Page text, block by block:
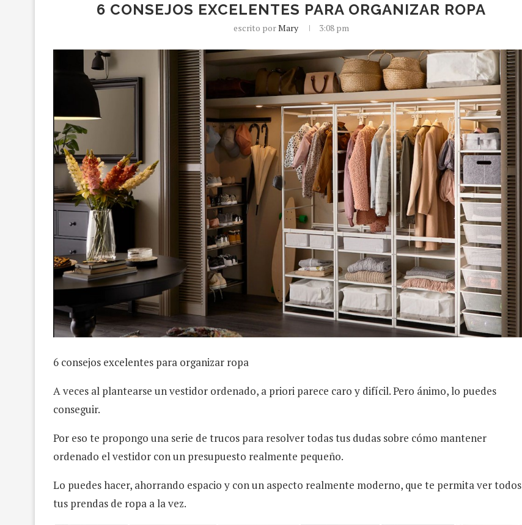
6 CONSEJOS EXCELENTES PARA ORGANIZAR ROPA
escrito porMary 3:08 pm
6 consejos excelentes para organizar ropa
A veces al plantearse un vestidor ordenado, a priori parece caro y difícil. Pero ánimo, lo puedes
conseguir.
Por eso te propongo una serie de trucos para resolver todas tus dudas sobre cómo mantener
ordenado el vestidor con un presupuesto realmente pequeño.
Lo puedes hacer, ahorrando espacio y con un aspecto realmente moderno, que te permita ver todos
tus prendas de ropa a la vez.